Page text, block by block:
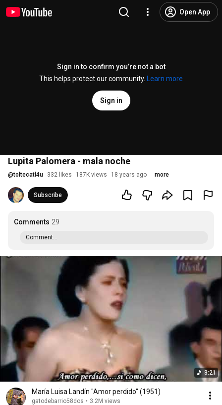
Open App
Sign in to confirm you’re not a bot
This helps protect our community.
Learn more
Sign in
Lupita Palomera - mala noche
@toltecatl4u 332 likes 187K views 18 years ago more
Subscribe
Comments 29
Comment...
3:21
María Luisa Landín "Amor perdido" (1951)
gatodebarrio58dos • 3.2M views